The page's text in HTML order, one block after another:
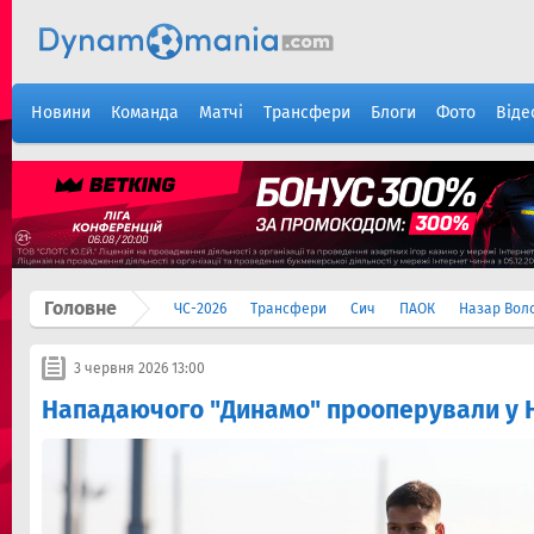
Новини Команда Матчі Трансфери Блоги Фото
Головне ЧС-2026 Трансфери Сич ПАОК Назар
3 червня 2026 13:00
Нападаючого "Динамо" прооперували у